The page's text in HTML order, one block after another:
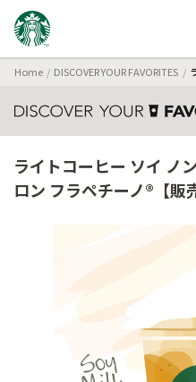
Home DISCOVER YOUR FAVORITES
ライトコーヒー ソイ ノ
ロン フラペチーノ®【販